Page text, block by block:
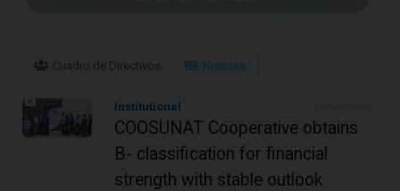
Cuadro de Directivos Noticias
Institutional
COOSUNAT Cooperative obtains
B- classification for financial
strength with stable outlook